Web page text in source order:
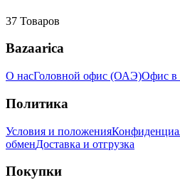
37 Товаров
Bazaarica
О насГоловной офис (ОАЭ)Офис в
Политика
Условия и положения
обменДоставка и отгрузка
Покупки